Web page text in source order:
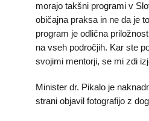
morajo takšni programi v
običajna praksa in ne da je
program je odlična
na vseh področjih. Kar ste
svojimi mentorji, se mi zdi
Minister dr. Pikalo je
strani objavil fotografijo z